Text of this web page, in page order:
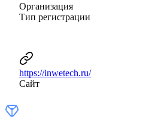
Организация
Тип регистрации
https://inwetech.ru/
Сайт